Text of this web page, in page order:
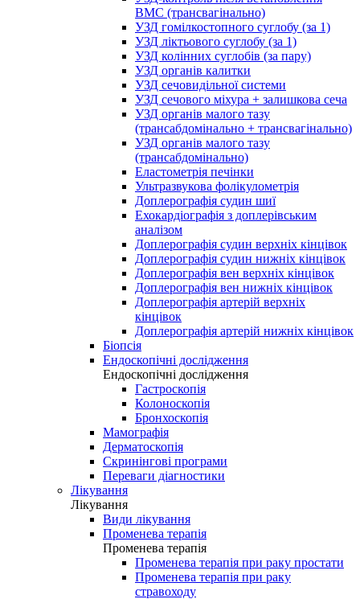
ВМС (трансвагінально)
УЗД гомілкостопного суглобу (за 1)
УЗД ліктьового суглобу (за 1)
УЗД колінних суглобів (за пару)
УЗД органів калитки
УЗД сечовидільної системи
УЗД сечового міхура + залишкова сеча
УЗД органів малого тазу
(трансабдомінально + трансвагінально)
УЗД органів малого тазу
(трансабдомінально)
Еластометрія печінки
Ультразвукова фолікулометрія
Доплерографія судин шиї
Ехокардіографія з доплерівським
аналізом
Доплерографія судин верхніх кінцівок
Доплерографія судин нижніх кінцівок
Доплерографія вен верхніх кінцівок
Доплерографія вен нижніх кінцівок
Доплерографія артерій верхніх
кінцівок
Доплерографія артерій нижніх кінцівок
Біопсія
Ендоскопічні дослідження
Ендоскопічні дослідження
Гастроскопія
Колоноскопія
Бронхоскопія
Мамографія
Дерматоскопія
Скринінгові програми
Переваги діагностики
Лікування
Лікування
Види лікування
Променева терапія
Променева терапія
Променева терапія при раку простати
Променева терапія при раку
стравоходу